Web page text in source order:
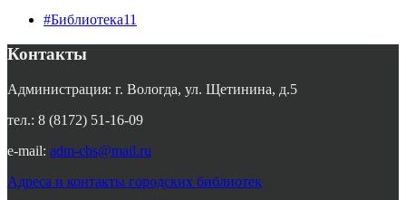
#Библиотека11
Контакты
Администрация: г. Вологда, ул. Щетинина, д.5
тел.: 8 (8172) 51-16-09
e-mail: adm-cbs@mail.ru
Адреса и контакты городских библиотек